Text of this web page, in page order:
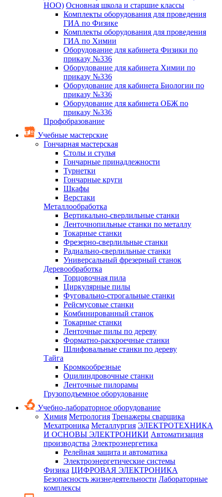
НОО) Основная школа и старшие классы
Комплекты оборудования для проведения
ГИА по Физике
Комплекты оборудования для проведения
ГИА по Химии
Оборудование для кабинета Физики по
приказу №336
Оборудование для кабинета Химии по
приказу №336
Оборудование для кабинета Биологии по
приказу №336
Оборудование для кабинета ОБЖ по
приказу №336
Профобразование
Учебные мастерские
Гончарная мастерская
Столы и стулья
Гончарные принадлежности
Турнетки
Гончарные круги
Шкафы
Верстаки
Металлообработка
Вертикально-сверлильные станки
Ленточнопильные станки по металлу
Токарные станки
Фрезерно-сверлильные станки
Радиально-сверлильные станки
Универсальный фрезерный станок
Деревообработка
Торцовочная пила
Циркулярные пилы
Фуговально-строгальные станки
Рейсмусовые станки
Комбинированный станок
Токарные станки
Ленточные пилы по дереву
Форматно-раскроечные станки
Шлифовальные станки по дереву
Тайга
Кромкообрезные
Оцилиндровочные станки
Ленточные пилорамы
Грузоподъемное оборудование
Учебно-лабораторное оборудование
Химия Метрология Тренажеры сварщика
Мехатроника Металлургия ЭЛЕКТРОТЕХНИКА
И ОСНОВЫ ЭЛЕКТРОНИКИ Автоматизация
производства Электроэнергетика
Релейная защита и автоматика
Электроэнергетические системы
Физика ЦИФРОВАЯ ЭЛЕКТРОНИКА
Безопасность жизнедеятельности Лабораторные
комплексы